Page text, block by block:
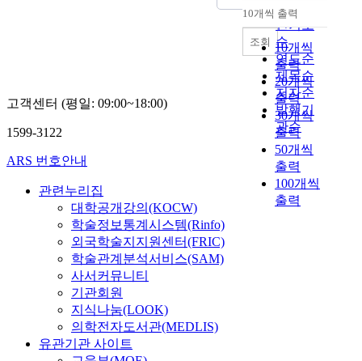
순
인기도
순
연도순
제목순
저자순
발행기
관순
내림차순
10개씩 출력
10개씩
출력
20개씩
출력
30개씩
출력
50개씩
출력
100개씩
출력
조회
고객센터 (평일: 09:00~18:00)
1599-3122
ARS 번호안내
관련누리집
대학공개강의(KOCW)
학술정보통계시스템(Rinfo)
외국학술지지원센터(FRIC)
학술관계분석서비스(SAM)
사서커뮤니티
기관회원
지식나눔(LOOK)
의학전자도서관(MEDLIS)
유관기관 사이트